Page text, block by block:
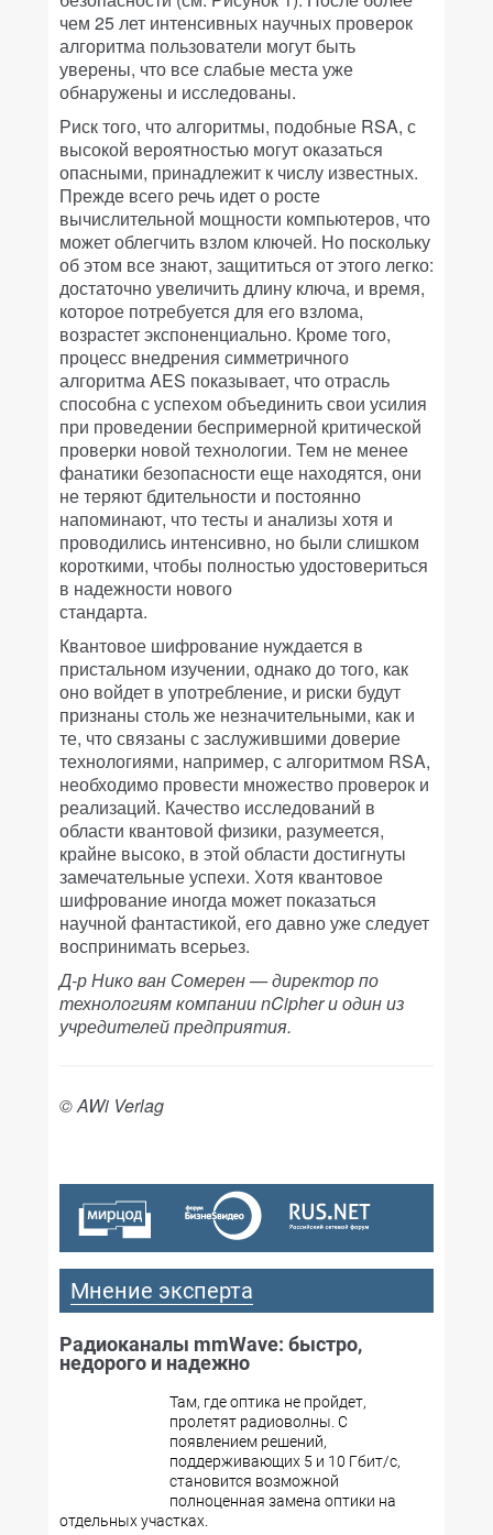
чем 25 лет интенсивных научных проверок
алгоритма пользователи могут быть
уверены, что все слабые места уже
обнаружены и исследованы.
Риск того, что алгоритмы, подобные RSA, с
высокой вероятностью могут оказаться
опасными, принадлежит к числу известных.
Прежде всего речь идет о росте
вычислительной мощности компьютеров, что
может облегчить взлом ключей. Но поскольку
об этом все знают, защититься от этого легко:
достаточно увеличить длину ключа, и время,
которое потребуется для его взлома,
возрастет экспоненциально. Кроме того,
процесс внедрения симметричного
алгоритма AES показывает, что отрасль
способна с успехом объединить свои усилия
при проведении беспримерной критической
проверки новой технологии. Тем не менее
фанатики безопасности еще находятся, они
не теряют бдительности и постоянно
напоминают, что тесты и анализы хотя и
проводились интенсивно, но были слишком
короткими, чтобы полностью удостовериться
в надежности нового
стандарта.
Квантовое шифрование нуждается в
пристальном изучении, однако до того, как
оно войдет в употребление, и риски будут
признаны столь же незначительными, как и
те, что связаны с заслужившими доверие
технологиями, например, с алгоритмом RSA,
необходимо провести множество проверок и
реализаций. Качество исследований в
области квантовой физики, разумеется,
крайне высоко, в этой области достигнуты
замечательные успехи. Хотя квантовое
шифрование иногда может показаться
научной фантастикой, его давно уже следует
воспринимать всерьез.
Д-р Нико ван Сомерен — директор по
технологиям компании nCipher и один из
учредителей предприятия.
© AWi Verlag
Мнение эксперта
Радиоканалы mmWave: быстро,
недорого и надежно
Там, где оптика не пройдет,
пролетят радиоволны. С
появлением решений,
поддерживающих 5 и 10 Гбит/с,
становится возможной
полноценная замена оптики на
отдельных участках.